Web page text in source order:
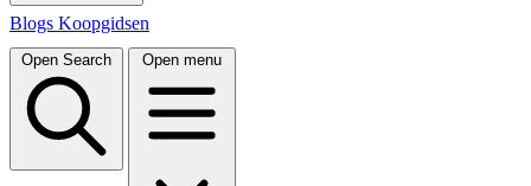
Blogs Koopgidsen
Open Search Open menu